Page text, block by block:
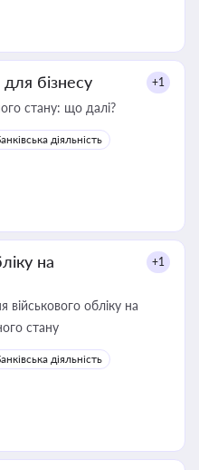
бізнесу +1
стану: що далі?
діяльність
на
+1
військового обліку на
стану
діяльність